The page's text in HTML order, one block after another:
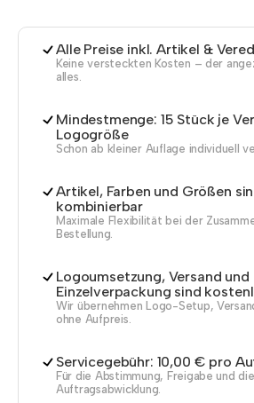
Alle Preise inkl. Artikel &
Keine versteckten Kosten – der
alles.
Mindestmenge: 15 Stück je
Logogröße
Schon ab kleiner Auflage individuell
Artikel, Farben und Größen
kombinierbar
Maximale Flexibilität bei der
Bestellung.
Logoumsetzung, Versand und
Einzelverpackung sind
Wir übernehmen Logo-Setup,
ohne Aufpreis.
Servicegebühr: 10,00 € pro
Für die Abstimmung, Freigabe und
Auftragsabwicklung.